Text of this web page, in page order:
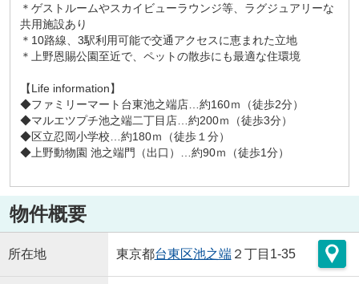
＊ゲストルームやスカイビューラウンジ等、ラグジュアリーな
共用施設あり
＊10路線、3駅利用可能で交通アクセスに恵まれた立地
＊上野恩賜公園至近で、ペットの散歩にも最適な住環境
【Life information】
◆ファミリーマート台東池之端店…約160ｍ（徒歩2分）
◆マルエツプチ池之端二丁目店…約200ｍ（徒歩3分）
◆区立忍岡小学校…約180ｍ（徒歩１分）
◆上野動物園 池之端門（出口）…約90ｍ（徒歩1分）
物件概要
所在地 東京都台東区池之端２丁目1-35